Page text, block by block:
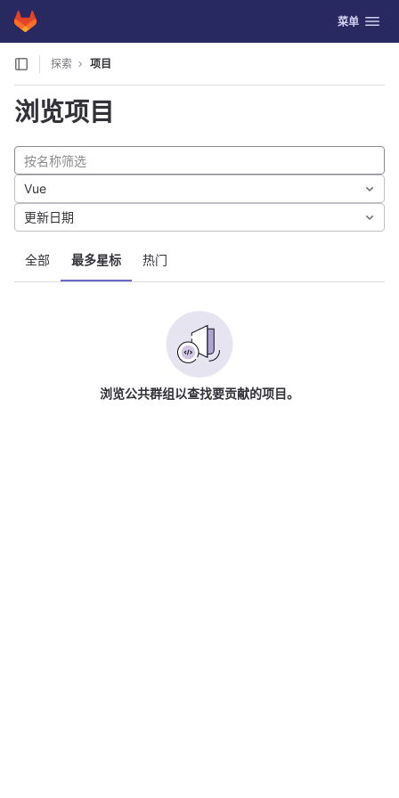
Skip to content
GitLab 切换导航
菜单
探索 项目
浏览项目
全部 最多星标 热门
Vue
更新日期
浏览公共群组以查找要贡献的项目。